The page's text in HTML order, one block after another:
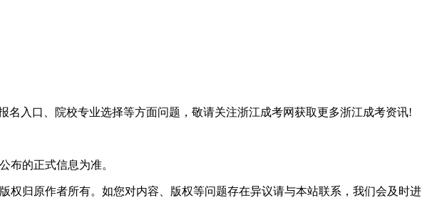
入口、院校专业选择等方面问题，敬请关注浙江成考网获取更多浙江成考资讯!
布的正式信息为准。
权归原作者所有。如您对内容、版权等问题存在异议请与本站联系，我们会及时进